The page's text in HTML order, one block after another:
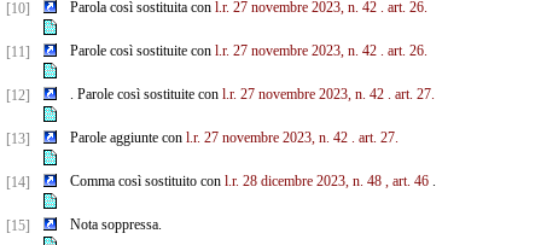
[10] Parola così sostituita con l.r. 27 novembre 2023, n. 42 . art. 26.
[11] Parole così sostituite con l.r. 27 novembre 2023, n. 42 . art. 26.
[12] . Parole così sostituite con l.r. 27 novembre 2023, n. 42 . art. 27.
[13] Parole aggiunte con l.r. 27 novembre 2023, n. 42 . art. 27.
[14] Comma così sostituito con l.r. 28 dicembre 2023, n. 48 , art. 46.
[15] Nota soppressa.